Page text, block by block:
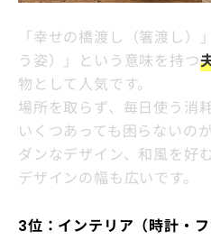
「幸せの橋渡し（箸渡し）
う姿）」という意味を持つ
物として人気です。
場所を取らず、毎日使う消
いくつあっても困らないの
ダンなデザイン、和風を好
デザインの幅も広いです。
3位：インテリア（時計・フ